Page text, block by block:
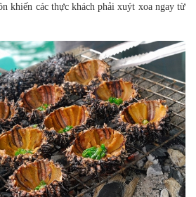
khiến các thực khách phải xuýt xoa ngay từ